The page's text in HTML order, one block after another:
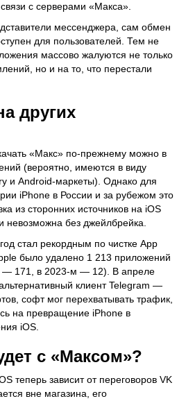
с серверами «Макса».
мессенджера, сам обмен
для пользователей. Тем не
массово жалуются не только
но и на то, что перестали
других
«Макс» по-прежнему можно в
(вероятно, имеются в виду
и Android-маркеты). Однако для
iPhone в России и за рубежом это
из сторонних источников на iOS
невозможна без джейлбрейка.
стал рекордным по чистке App
было удалено 1 213 приложений
— 171, в 2023-м — 12). В апреле
клиент Telegram —
софт мог перехватывать трафик,
на превращение iPhone в
iOS.
с «Максом»?
теперь зависит от переговоров VK
вне магазина, его